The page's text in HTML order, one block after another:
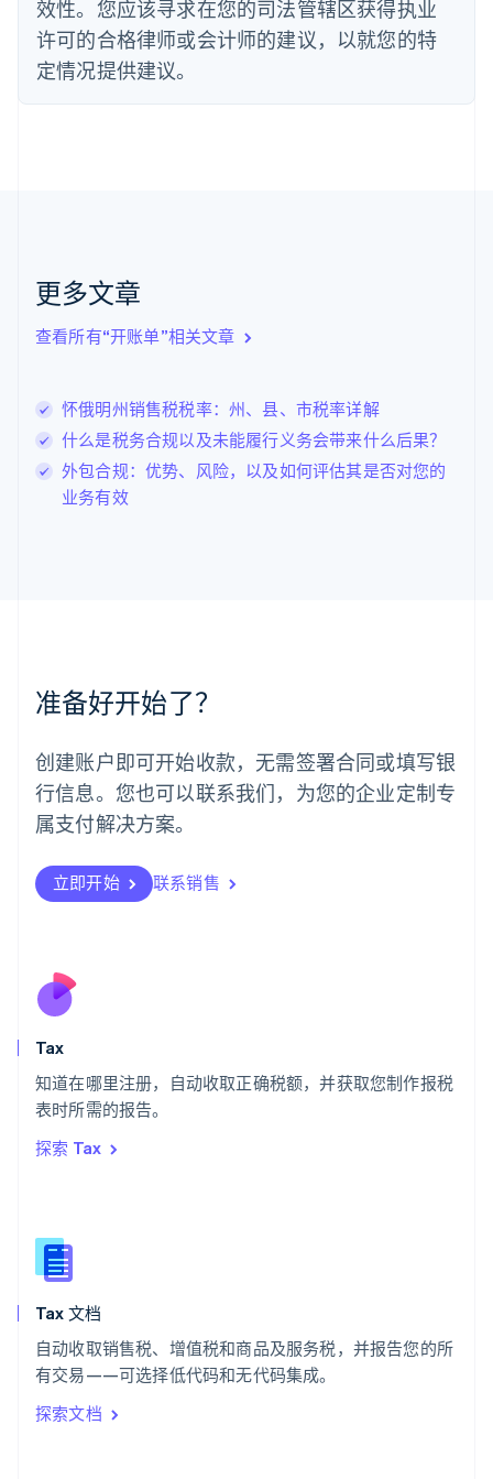
效性。您应该寻求在您的司法管辖区获得执业
许可的合格律师或会计师的建议，以就您的特
定情况提供建议。
更多文章
查看所有“开账单”相关文章
怀俄明州销售税税率：州、县、市税率详解
什么是税务合规以及未能履行义务会带来什么后果？
外包合规：优势、风险，以及如何评估其是否对您的
业务有效
准备好开始了？
创建账户即可开始收款，无需签署合同或填写银
行信息。您也可以联系我们，为您的企业定制专
属支付解决方案。
立即开始 联系销售
Tax
知道在哪里注册，自动收取正确税额，并获取您制作报税
表时所需的报告。
探索 Tax
Tax 文档
自动收取销售税、增值税和商品及服务税，并报告您的所
有交易——可选择低代码和无代码集成。
探索文档
德国
DeutschEnglish
法国
FrançaisEnglish
芬兰
克罗地亚
EnglishItaliano
拉脱维亚
English
列支敦士登
DeutschEnglish
卢森堡
FrançaisDeutschEnglish
罗马尼亚
墨西哥
EspañolEnglish
English
葡萄牙
PortuguêsEnglish
日本
瑞典
Svenska English
瑞士
English
斯洛伐克
泰国
ไทยEnglish
English
English
新西兰
匈牙利
意大利
ItalianoEnglish
印度
English